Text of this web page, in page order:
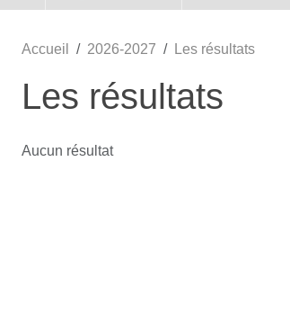
Accueil 2026-2027 Les résultats
Les résultats
Aucun résultat